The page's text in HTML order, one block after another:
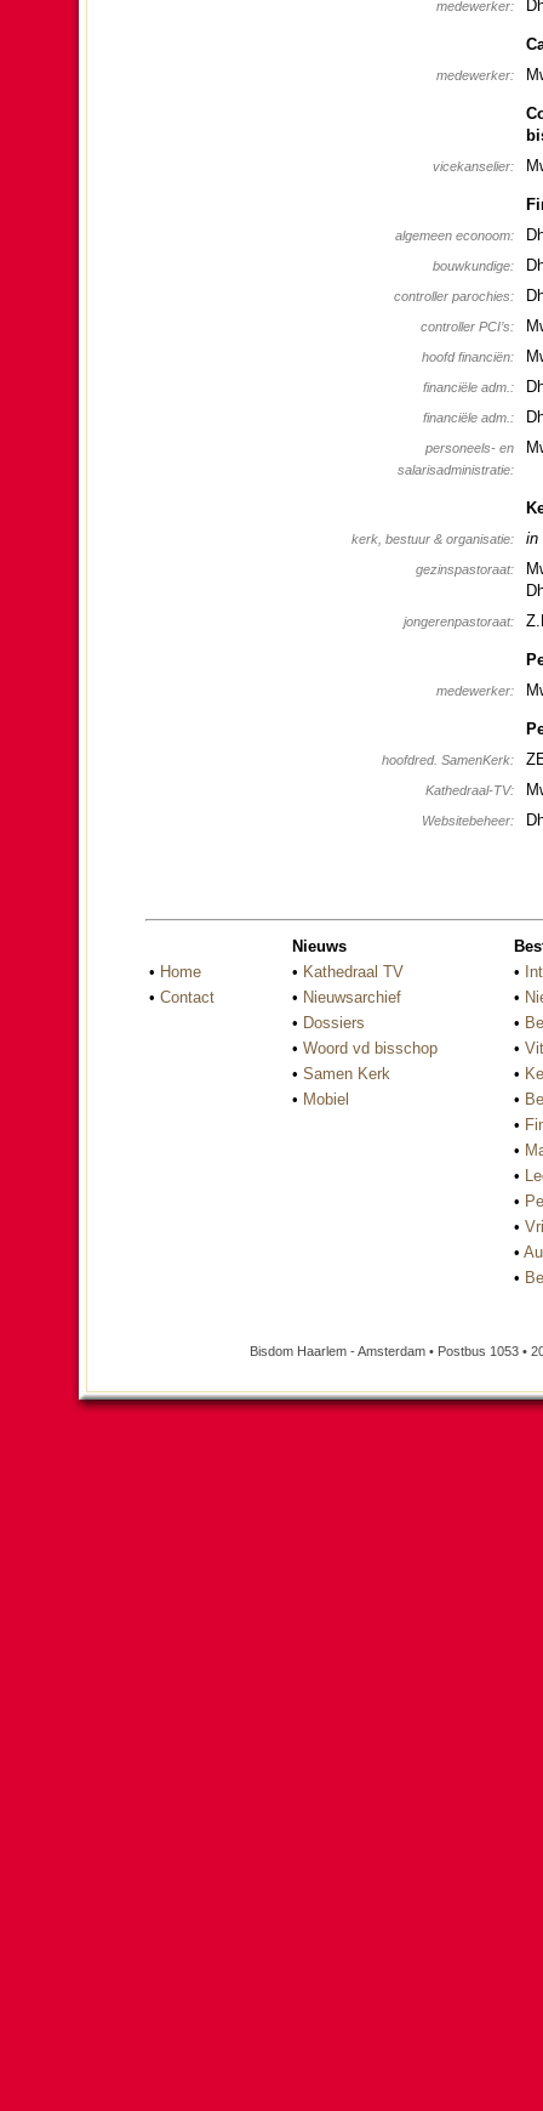
mede­wer­ker:
mede­wer­ker:
vicekanselier:
alge­meen econoom:
bouw­kun­dige:
controller pa­ro­chies:
controller PCI’s:
hoofd finan­ciën:
finan­ciële adm.:
finan­ciële adm.:
personeels- en
sala­ris­ad­mi­ni­stra­tie:
kerk, bestuur & organi­sa­tie: in
gezins­pas­to­raat:
jon­ge­ren­pas­to­raat:
mede­wer­ker:
hoofdred. SamenKerk:
Ka­the­draal-TV:
Websitebeheer:
• Home
• Contact
Nieuws
• Kathedraal TV
• Nieuwsarchief
• Dossiers
• Woord vd bisschop
• Samen Kerk
• Mobiel
•
•
•
•
•
•
•
•
•
•
•
•
•
Bisdom Haarlem - Amsterdam • Postbus 1053 •